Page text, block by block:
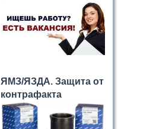
ЯМЗ/ЯЗДА. Защита от
контрафакта